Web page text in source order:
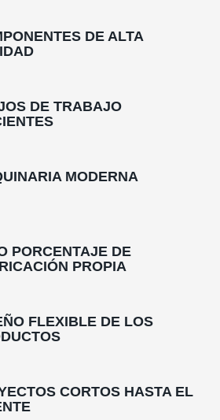
DE ALTA
DE TRABAJO
MODERNA
PORCENTAJE DE
PROPIA
FLEXIBLE DE LOS
CORTOS HASTA EL